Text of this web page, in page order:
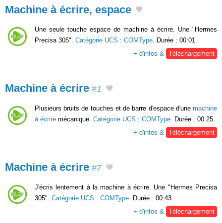
Machine à écrire, espace
Une seule touche espace de machine à écrire. Une "Hermes
Precisa 305". Catégorie UCS : COMType. Durée : 00:01.
+ d'infos & Téléchargement
Machine à écrire #1
Plusieurs bruits de touches et de barre d'espace d'une machine
à écrire mécanique. Catégorie UCS : COMType . Durée : 00:25.
+ d'infos &
Téléchargement
Machine à écrire #7
J'écris lentement à la machine à écrire. Une "Hermes Precisa
305". Catégorie UCS : COMType . Durée : 00:43.
+ d'infos &
Téléchargement